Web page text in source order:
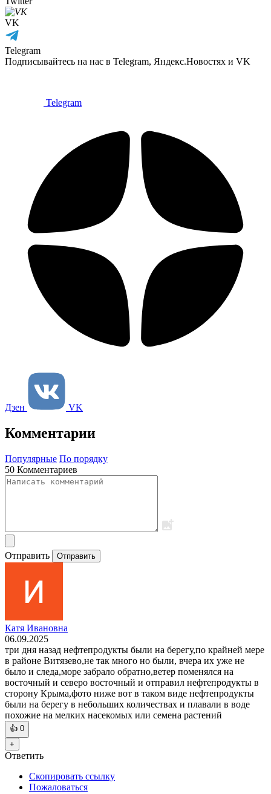
VK
Telegram
Подписывайтесь на нас в Telegram, Яндекс.Новостях и VK
Telegram
Дзен VK
Комментарии
Популярные По порядку
50 Комментариев
Отправить Отправить
Катя Ивановна
06.09.2025
три дня назад нефтепродукты были на берегу,по крайней мере
в районе Витязево,не так много но были, вчера их уже не
было и следа,море забрало обратно,ветер поменялся на
восточный и северо восточный и отправил нефтепродукты в
сторону Крыма,фото ниже вот в таком виде нефтепродукты
были на берегу в небольших количествах и плавали в воде
похожие на мелких насекомых или семена растений
👍 0
+
Ответить
Скопировать ссылку
Пожаловаться